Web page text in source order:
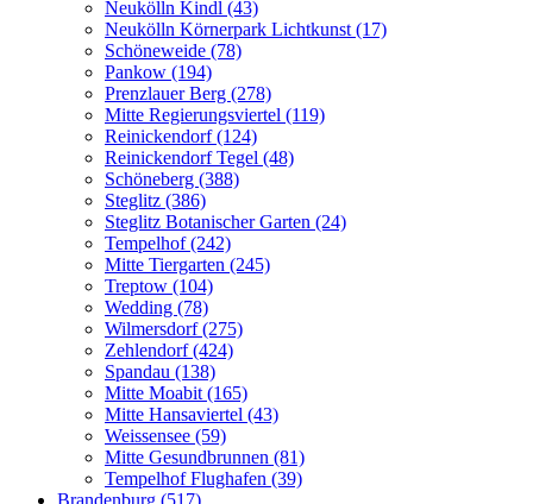
Neukölln Kindl (43)
Neukölln Körnerpark Lichtkunst (17)
Schöneweide (78)
Pankow (194)
Prenzlauer Berg (278)
Mitte Regierungsviertel (119)
Reinickendorf (124)
Reinickendorf Tegel (48)
Schöneberg (388)
Steglitz (386)
Steglitz Botanischer Garten (24)
Tempelhof (242)
Mitte Tiergarten (245)
Treptow (104)
Wedding (78)
Wilmersdorf (275)
Zehlendorf (424)
Spandau (138)
Mitte Moabit (165)
Mitte Hansaviertel (43)
Weissensee (59)
Mitte Gesundbrunnen (81)
Tempelhof Flughafen (39)
Brandenburg (517)